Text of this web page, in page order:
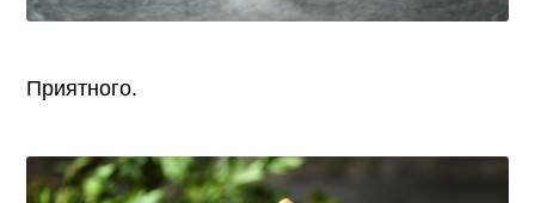
Приятного.